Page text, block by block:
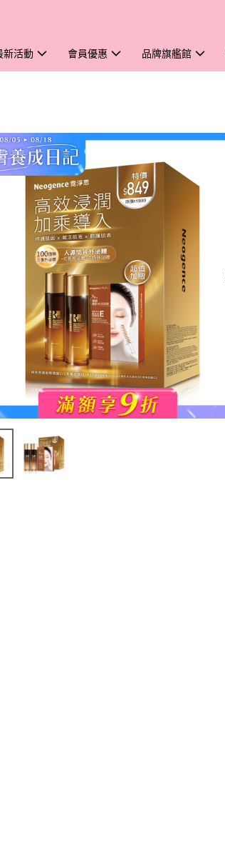
新活動 會員優惠 品牌旗艦館